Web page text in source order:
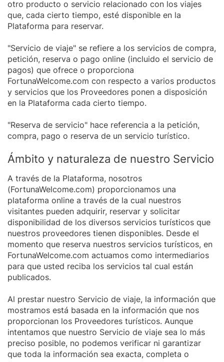
otro producto o servicio relacionado con los viajes
que, cada cierto tiempo, esté disponible en la
Plataforma para reservar.
"Servicio de viaje" se refiere a los servicios de compra,
petición, reserva o pago online (incluido el servicio de
pagos) que ofrece o proporciona
FortunaWelcome.com con respecto a varios productos
y servicios que los Proveedores ponen a disposición
en la Plataforma cada cierto tiempo.
"Reserva de servicio" hace referencia a la petición,
compra, pago o reserva de un servicio turístico.
Ámbito y naturaleza de nuestro Servicio
A través de la Plataforma, nosotros
(FortunaWelcome.com) proporcionamos una
plataforma online a través de la cual nuestros
visitantes pueden adquirir, reservar y solicitar
disponibilidad de los diversos servicios turísticos que
nuestros proveedores tienen disponibles. Desde el
momento que reserva nuestros servicios turísticos, en
FortunaWelcome.com actuamos como intermediarios
para que usted reciba los servicios tal cual están
publicados.
Al prestar nuestro Servicio de viaje, la información que
mostramos está basada en la información que nos
proporcionan los Proveedores turísticos. Aunque
intentamos que nuestro Servicio de viaje sea lo más
preciso posible, no podemos verificar ni garantizar
que toda la información sea exacta, completa o